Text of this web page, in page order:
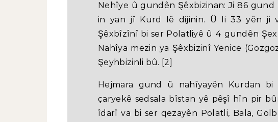
Nehîye û gundên Şêxbizinan: Ji 86
in yan jî Kurd lê dijinin. Û li 33 yên ji
Şêxbîzînî bi ser Polatliyê û 4 gundên
Nahîya mezin ya Şêxbizinî Yenice
Şeyhbizinli bû. [2]
Hejmara gund û nahîyayên Kurdan bi
çaryekê sedsala bîstan yê pêşî hîn pir
îdarî va bi ser qezayên Polatli, Bala,